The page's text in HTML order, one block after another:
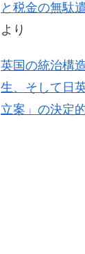
と税金の無駄
より
英国の統治構
生、そして日
立案」の決定